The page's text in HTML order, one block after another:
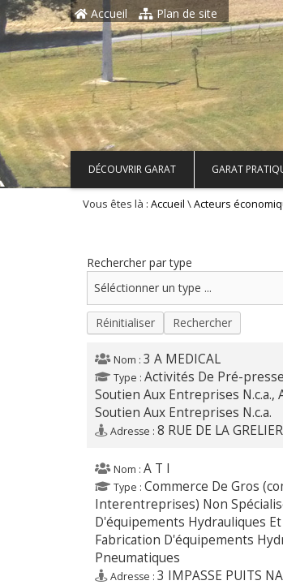
Aller au contenu principal
Accueil Plan de site
DÉCOUVRIR GARAT GARAT
Vous êtes là : Accueil \Acteurs
Rechercher par type
Réinitialiser Rechercher
Nom : 3 A MEDICAL
Type : Activités De Pré-
Soutien Aux Entreprises N.c.a.,
Soutien Aux Entreprises N.c.a.
Adresse : 8 RUE DE LA
Nom : A T I
Type : Commerce De Gros
Interentreprises) Non
D'équipements Hydrauliques
Fabrication D'équipements
Pneumatiques
Adresse : 3 IMPASSE PUITS